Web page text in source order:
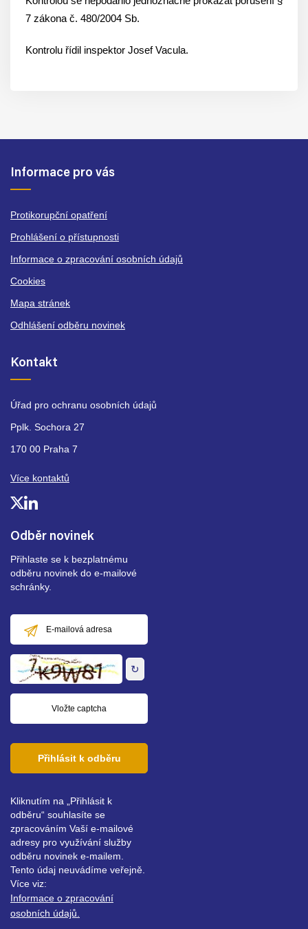
7 zákona č. 480/2004 Sb.
Kontrolu řídil inspektor Josef Vacula.
Odběr novinek
Přihlaste se k bezplatnému
odběru novinek do e-mailové
schránky.
mailová
adresa
↻
Přihlásit k odběru
Kliknutím na „Přihlásit k
odběru“ souhlasíte se
zpracováním Vaší e-mailové
adresy pro využívání služby
odběru novinek e-mailem.
Tento údaj neuvádíme veřejně.
Více viz:
Informace o zpracování
osobních údajů.
Informace pro vás
Protikorupční opatření
Prohlášení o přístupnosti
Informace o zpracování osobních údajů
Cookies
Mapa stránek
Odhlášení odběru novinek
Kontakt
Úřad pro ochranu osobních údajů
Pplk. Sochora 27
170 00 Praha 7
Více kontaktů